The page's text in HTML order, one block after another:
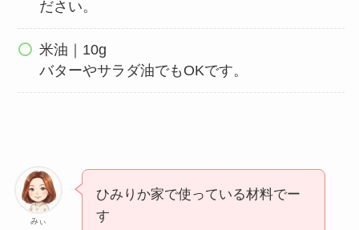
ださい。
米油｜10g
バターやサラダ油でもOKです。
みぃ
ひみりか家で使っている材料でー
す